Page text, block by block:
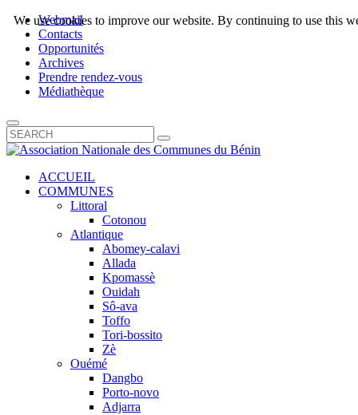
Webmail
Contacts
Opportunités
Archives
Prendre rendez-vous
Médiathèque
ACCUEIL
COMMUNES
Littoral
Cotonou
Atlantique
Abomey-calavi
Allada
Kpomassè
Ouidah
Sô-ava
Toffo
Tori-bossito
Zè
Ouémé
Dangbo
Porto-novo
Adjarra
We use cookies to improve our website. By continuing to use this